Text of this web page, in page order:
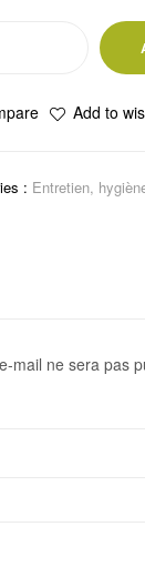
Add to
: Entretien,
mail ne sera pas